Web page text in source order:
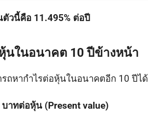
วนี้คือ 11.495% ต่อปี
ในอนาคต 10 ปีข้างหน้า
รถหากำไรต่อหุ้นในอนาคตอีก 10 ปีได้
บาทต่อหุ้น (Present value)